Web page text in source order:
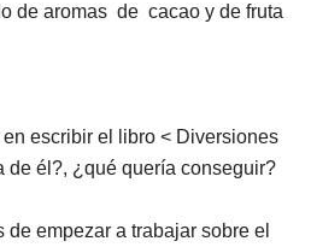
de aromas de cacao y de fruta
escribir el libro < Diversiones
de él?, ¿qué quería conseguir?
de empezar a trabajar sobre el